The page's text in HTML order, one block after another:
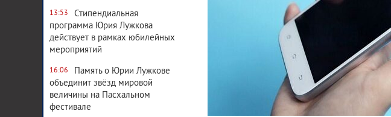
13:53
Стипендиальная
программа Юрия Лужкова
действует в рамках юбилейных
мероприятий
16:06
Память о Юрии Лужкове
объединит звёзд мировой
величины на Пасхальном
фестивале